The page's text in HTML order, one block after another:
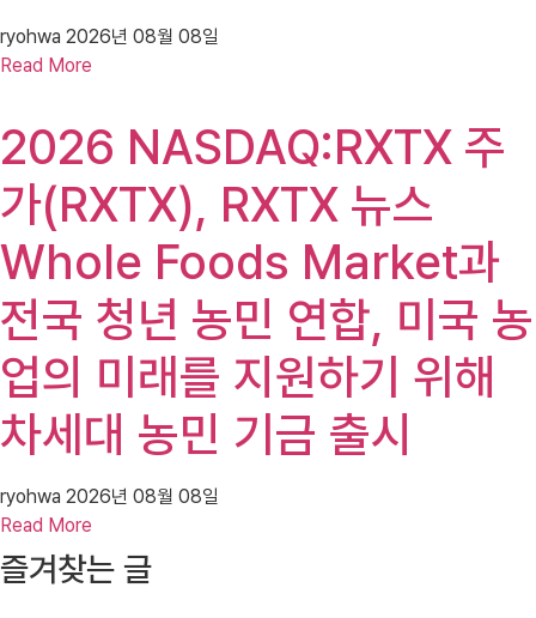
ryohwa 2026년 08월 08일
Read More
2026 NASDAQ:RXTX 주
가(RXTX), RXTX 뉴스
Whole Foods Market과
전국 청년 농민 연합, 미국 농
업의 미래를 지원하기 위해
차세대 농민 기금 출시
ryohwa 2026년 08월 08일
Read More
즐겨찾는 글